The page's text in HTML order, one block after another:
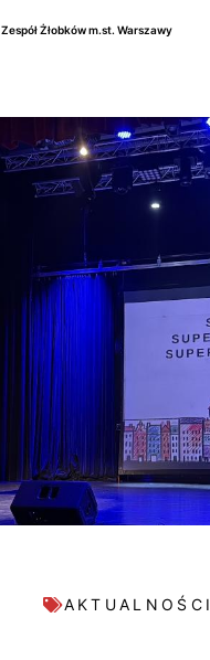
Zespół Żłobków m.st. Warszawy
AKTUALNOŚCI